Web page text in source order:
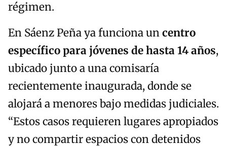
régimen.
En Sáenz Peña ya funciona uncentro
específico para jóvenes de hasta 14 años,
ubicado junto a una comisaría
recientemente inaugurada, donde se
alojará a menores bajo medidas judiciales.
“Estos casos requieren lugares apropiados
y no compartir espacios con detenidos